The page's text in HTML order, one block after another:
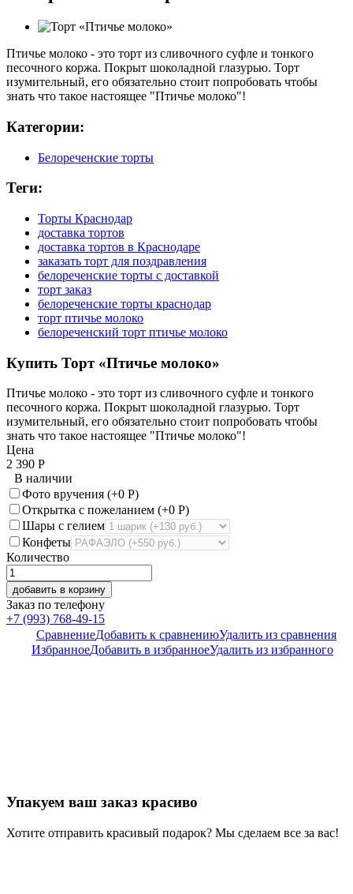
Птичье молоко - это торт из сливочного суфле и тонкого
песочного коржа. Покрыт шоколадной глазурью. Торт
изумительный, его обязательно стоит попробовать чтобы
знать что такое настоящее "Птичье молоко"!
Категории:
Белореченские торты
Теги:
Торты Краснодар
доставка тортов
доставка тортов в Краснодаре
заказать торт для поздравления
белореченские торты с доставкой
торт заказ
белореченские торты краснодар
торт птичье молоко
белореченский торт птичье молоко
Купить Торт «Птичье молоко»
Птичье молоко - это торт из сливочного суфле и тонкого
песочного коржа. Покрыт шоколадной глазурью. Торт
изумительный, его обязательно стоит попробовать чтобы
знать что такое настоящее "Птичье молоко"!
Цена
2 390 Р
В наличии
Фото вручения (+0 Р)
Открытка с пожеланием (+0 Р)
Шары с гелием
Конфеты
Количество
добавить в корзину
Заказ по телефону
+7 (993) 768-49-15
СравнениеДобавить к сравнениюУдалить из сравнения
ИзбранноеДобавить в избранноеУдалить из избранного
Упакуем ваш заказ красиво
Хотите отправить красивый подарок? Мы сделаем все за вас!